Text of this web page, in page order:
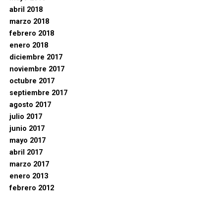
abril 2018
marzo 2018
febrero 2018
enero 2018
diciembre 2017
noviembre 2017
octubre 2017
septiembre 2017
agosto 2017
julio 2017
junio 2017
mayo 2017
abril 2017
marzo 2017
enero 2013
febrero 2012